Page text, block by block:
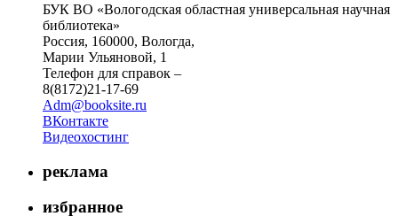
БУК ВО «Вологодская областная универсальная научная
библиотека»
Россия, 160000, Вологда,
Марии Ульяновой, 1
Телефон для справок –
8(8172)21-17-69
Adm@booksite.ru
ВКонтакте
Видеохостинг
реклама
избранное